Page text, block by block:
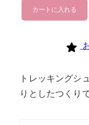
vans
個
カートに入れる
トレッキングシ
りとしたつくり